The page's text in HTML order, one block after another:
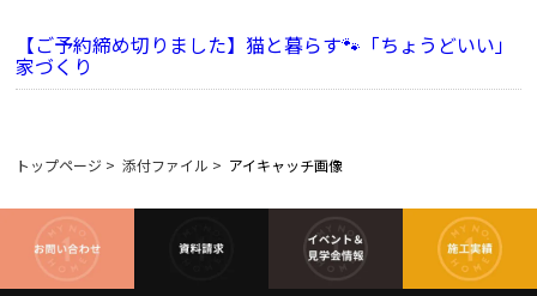
【ご予約締め切りました】猫と暮らす🐾「ちょうどいい」
家づくり
トップページ > 添付ファイル > アイキャッチ画像